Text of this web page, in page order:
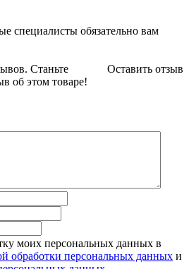
специалисты обязательно вам
Оставить отзыв
Станьте
об этом товаре!
моих персональных данных в
обработки персональных данных и